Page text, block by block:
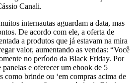
Canali.
internautas aguardam a data, mas
De acordo com ele, a oferta de
a produtos que já estavam na mira
valor, aumentando as vendas: “Você
no período da Black Friday. Por
e oferecer um ebook de 5
como brinde ou ‘em compras acima de